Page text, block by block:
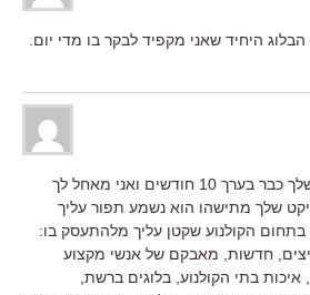
היחיד שאני מקפיד לבקר בו מדי יום.
אני קורא קבוע של הבלוג שלך כבר בערך 10 חודשים ואני מאחל לך
שלך מתישהו הוא נשמע תפור עליך
בתחום הקולנוע שקטן עליך מלהתעסק בו:
חדשות, מאבקם של אנשי מקצוע
בתי הקולנוע, בלוגים ברשת,